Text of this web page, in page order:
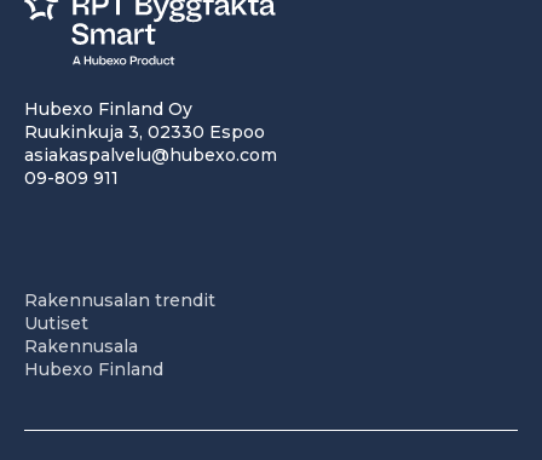
Hubexo Finland Oy
Ruukinkuja 3, 02330 Espoo
asiakaspalvelu@hubexo.com
09-809 911
Rakennusalan trendit
Uutiset
Rakennusala
Hubexo Finland